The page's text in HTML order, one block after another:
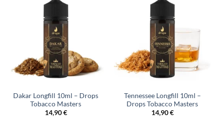
Dakar Longfill 10ml – Drops
Tobacco Masters
14,90€
Tennessee Longfill 10ml –
Drops Tobacco Masters
14,90€